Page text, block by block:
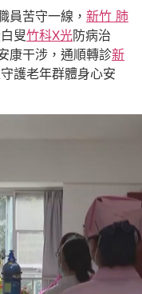
員苦守一線， 新竹 肺
叟竹科X光防病治
康干涉，通順轉診新
護老年群體身心安